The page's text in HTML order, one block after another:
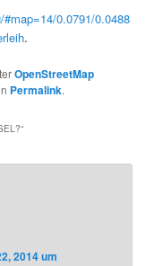
0.0791/0.0488
.
OpenStreetMap
Permalink.
“
2014 um